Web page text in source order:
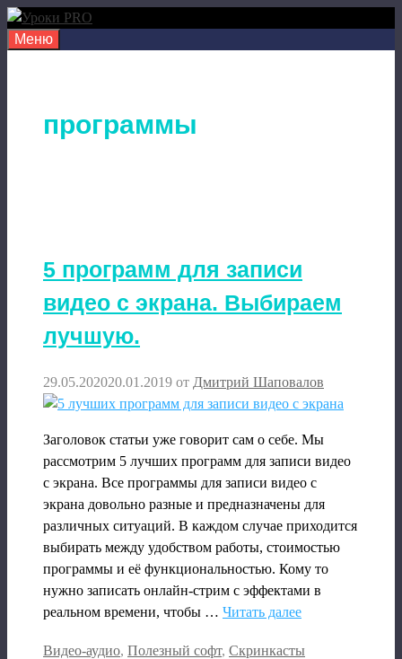
Перейти
Меню
программы
5 программ для записи
видео с экрана. Выбираем
лучшую.
29.05.202020.01.2019 от Дмитрий Шаповалов
Заголовок статьи уже говорит сам о себе. Мы
рассмотрим 5 лучших программ для записи видео
с экрана. Все программы для записи видео с
экрана довольно разные и предназначены для
различных ситуаций. В каждом случае приходится
выбирать между удобством работы, стоимостью
программы и её функциональностью. Кому то
нужно записать онлайн-стрим с эффектами в
реальном времени, чтобы … Читать далее
Рубрики
Видео-аудио, Полезный софт, Скринкасты